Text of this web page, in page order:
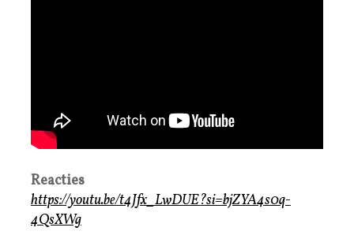
Reacties
https://youtu.be/t4Jfx_LwDUE?si=bjZYA4s0q-
4QsXWg